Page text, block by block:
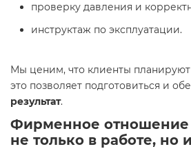
проверку давления и
инструктаж по эксплуатации.
Мы ценим, что клиенты
это позволяет подготовиться и
результат.
Фирменное
не только в работе, но